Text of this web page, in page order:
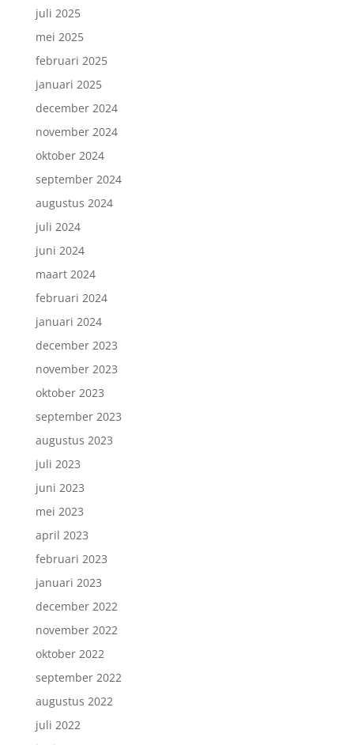
juli 2025
mei 2025
februari 2025
januari 2025
december 2024
november 2024
oktober 2024
september 2024
augustus 2024
juli 2024
juni 2024
maart 2024
februari 2024
januari 2024
december 2023
november 2023
oktober 2023
september 2023
augustus 2023
juli 2023
juni 2023
mei 2023
april 2023
februari 2023
januari 2023
december 2022
november 2022
oktober 2022
september 2022
augustus 2022
juli 2022